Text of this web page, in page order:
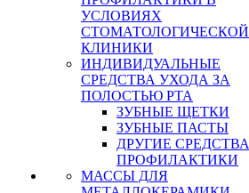
УСЛОВИЯХ
СТОМАТОЛОГИЧЕСКОЙ
КЛИНИКИ
ИНДИВИДУАЛЬНЫЕ
СРЕДСТВА УХОДА ЗА
ПОЛОСТЬЮ РТА
ЗУБНЫЕ ЩЕТКИ
ЗУБНЫЕ ПАСТЫ
ДРУГИЕ СРЕДСТВА
ПРОФИЛАКТИКИ
МАССЫ ДЛЯ